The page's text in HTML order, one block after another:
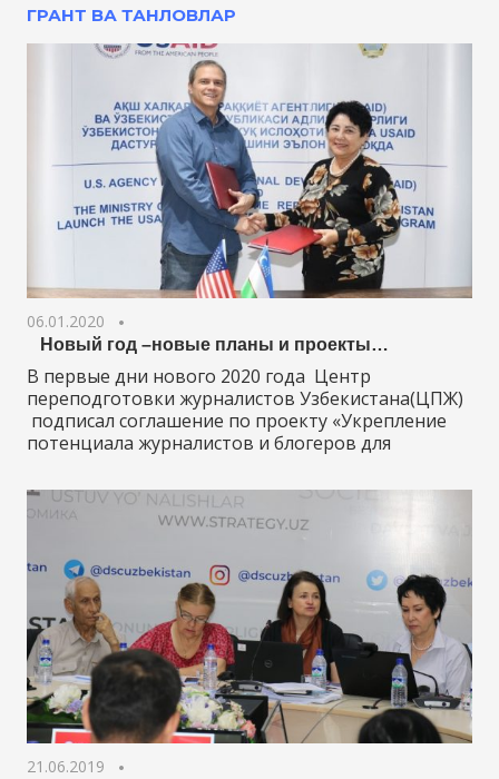
ГРАНТ ВА ТАНЛОВЛАР
06.01.2020
Новый год –новые планы и проекты…
В первые дни нового 2020 года Центр
переподготовки журналистов Узбекистана(ЦПЖ)
подписал соглашение по проекту «Укрепление
потенциала журналистов и блогеров для
21.06.2019